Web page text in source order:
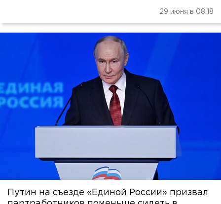
29 июня в 08:18
Путин на съезде «Единой России» призвал